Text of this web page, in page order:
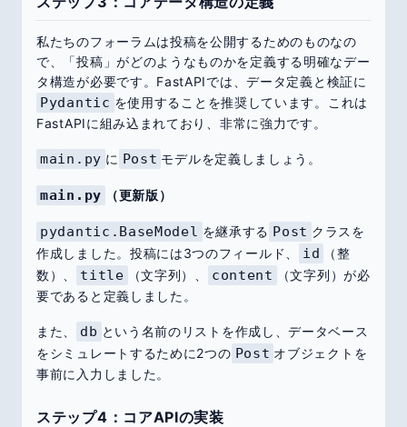
私たちのフォーラムは投稿を公開するためのものなの
で、「投稿」がどのようなものかを定義する明確なデー
タ構造が必要です。FastAPIでは、データ定義と検証に
Pydantic を使用することを推奨しています。これは
FastAPIに組み込まれており、非常に強力です。
main.py に Post モデルを定義しましょう。
main.py （更新版）
pydantic.BaseModel を継承する Post クラスを
作成しました。投稿には3つのフィールド、
id
（整
数）、
title （文字列）、 content
（文字列）が必
要であると定義しました。
また、 db という名前のリストを作成し、データベース
をシミュレートするために2つの Post オブジェクトを
事前に入力しました。
ステップ4：コアAPIの実装